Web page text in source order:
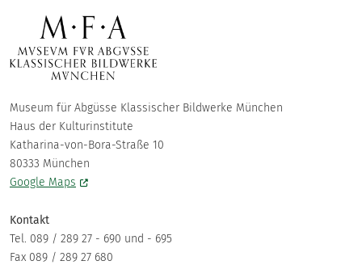
Museum für Abgüsse Klassischer Bildwerke München
Haus der Kulturinstitute
Katharina-von-Bora-Straße 10
80333 München
Google Maps
Kontakt
Tel. 089 / 289 27 - 690 und - 695
Fax 089 / 289 27 680